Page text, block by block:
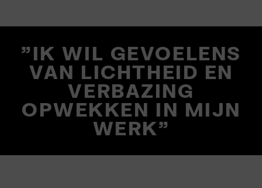
"IK WIL GEVOELENS
VAN LICHTHEID EN
VERBAZING
OPWEKKEN IN MIJN
WERK"